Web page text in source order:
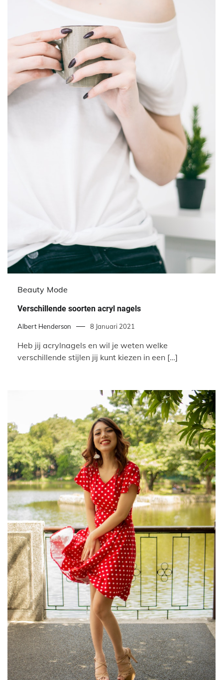
Beauty Mode
Verschillende soorten acryl nagels
Albert Henderson 8 Januari 2021
Heb jij acrylnagels en wil je weten welke
verschillende stijlen jij kunt kiezen in een […]